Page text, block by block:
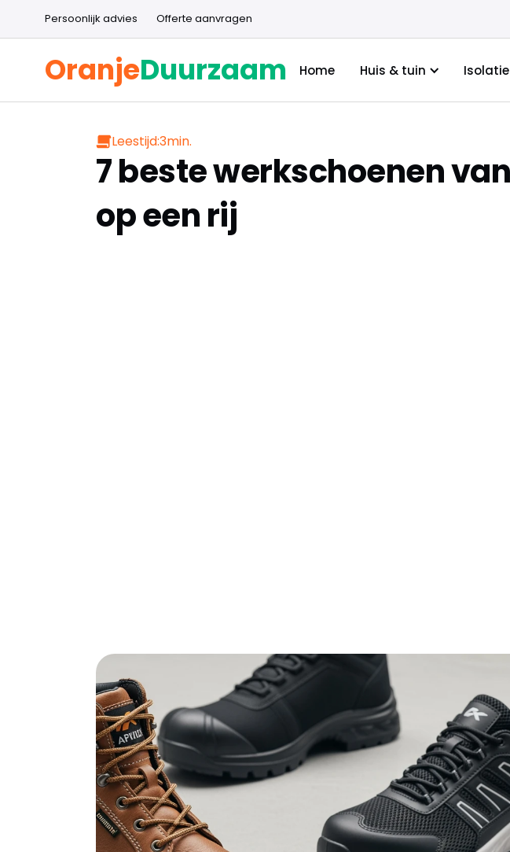
Persoonlijk advies Offerte aanvragen
OranjeDuurzaam Home Huis & tuin Isolatie
Leestijd:3min.
7 beste werkschoenen
op een rij
Zoek je de beste werkschoenen zonder eindeloos te vergelijken? Wij
2026 voor je geselecteerd en de belangrijkste plus- en minpunten op
het beste bij jouw werksituatie past!
JMKA veiligheidsschoenen maat